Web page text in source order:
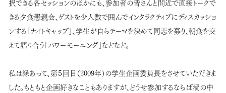
きる夕食懇親会、ゲストを少人数で囲んでインタラクティブにディスカッショ
ンする「ナイトキャップ」、学生が自らテーマを決めて同志を募り、朝食を交
えて語り合う「パワーモーニング」などなど。
私は縁あって、第５回目（2009年）の学生企画委員長をさせていただきま
した。もともと企画好きなこともありますが、どうせ参加するならば渦の中